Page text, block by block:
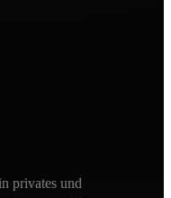
privates und